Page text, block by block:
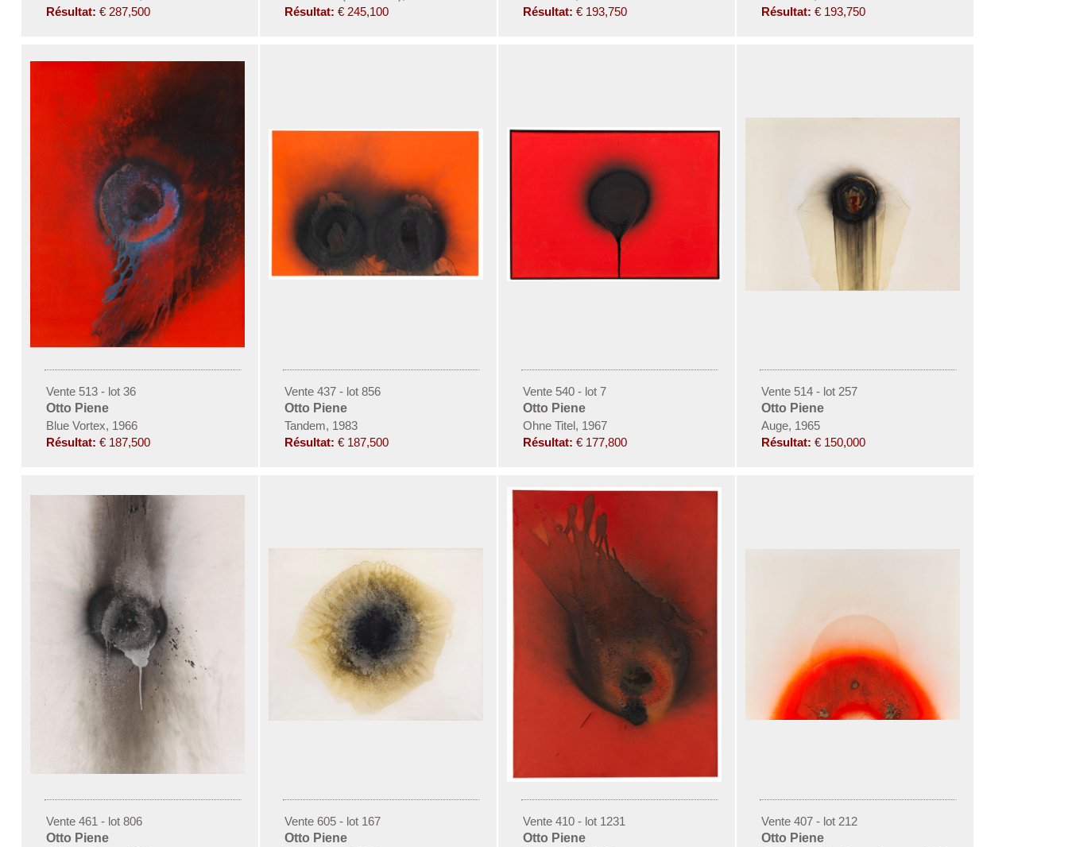
Résultat: € 287,500
Résultat: € 245,100
Résultat: € 193,750
Résultat: € 193,750
Vente 513 - lot 36
Otto Piene
Blue Vortex, 1966
Résultat: € 187,500
Vente 437 - lot 856
Otto Piene
Tandem, 1983
Résultat: € 187,500
Vente 540 - lot 7
Otto Piene
Ohne Titel, 1967
Résultat: € 177,800
Vente 514 - lot 257
Otto Piene
Auge, 1965
Résultat: € 150,000
Vente 461 - lot 806
Otto Piene
Vente 605 - lot 167
Otto Piene
Vente 410 - lot 1231
Otto Piene
Vente 407 - lot 212
Otto Piene